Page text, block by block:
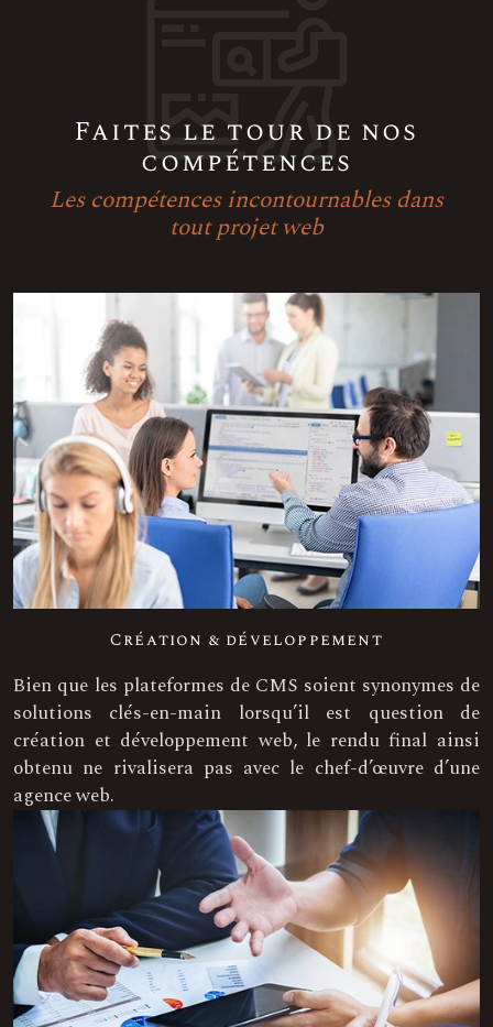
Faites le tour de nos
compétences
Les compétences incontournables dans
tout projet web
Création & développement
Bien que les plateformes de CMS soient synonymes de
solutions clés-en-main lorsqu’il est question de
création et développement web, le rendu final ainsi
obtenu ne rivalisera pas avec le chef-d’œuvre d’une
agence web.